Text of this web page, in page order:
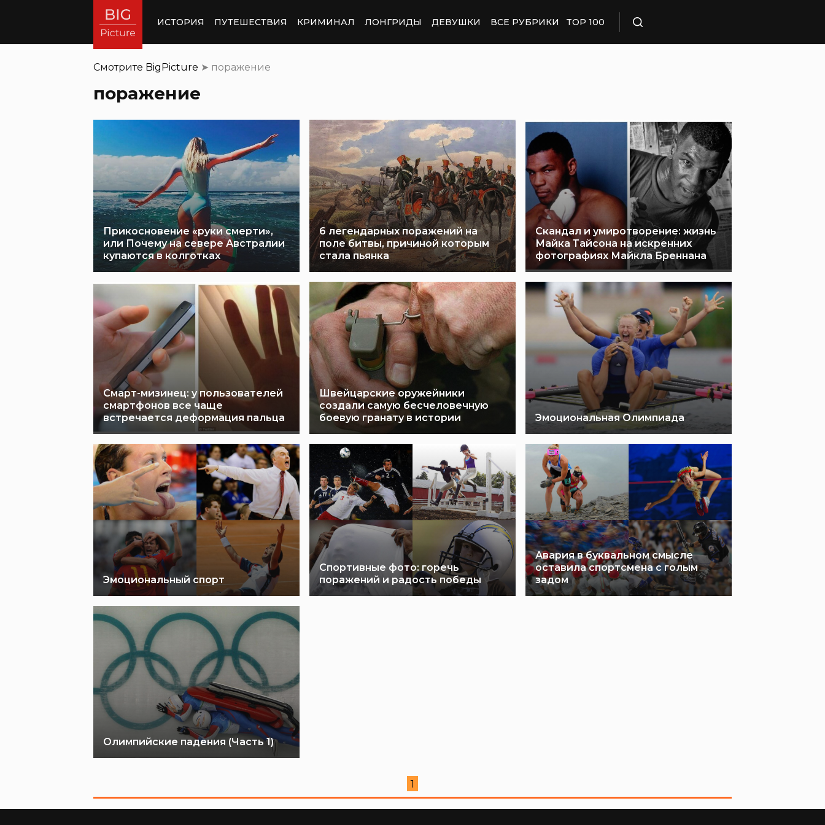
ИСТОРИЯ ПУТЕШЕСТВИЯ КРИМИНАЛ ЛОНГРИДЫ ДЕВУШКИ ВСЕ РУБРИКИ TOP 100
Смотрите BigPicture ➤ поражение
поражение
Прикосновение «руки смерти»,
или Почему на севере Австралии
купаются в колготках
6 легендарных поражений на
поле битвы, причиной которым
стала пьянка
Скандал и умиротворение: жизнь
Майка Тайсона на искренних
фотографиях Майкла Бреннана
Смарт-мизинец: у пользователей
смартфонов все чаще
встречается деформация пальца
Швейцарские оружейники
создали самую бесчеловечную
боевую гранату в истории
Эмоциональная Олимпиада
Эмоциональный спорт
Спортивные фото: горечь
поражений и радость победы
Авария в буквальном смысле
оставила спортсмена с голым
задом
Олимпийские падения (Часть 1)
1